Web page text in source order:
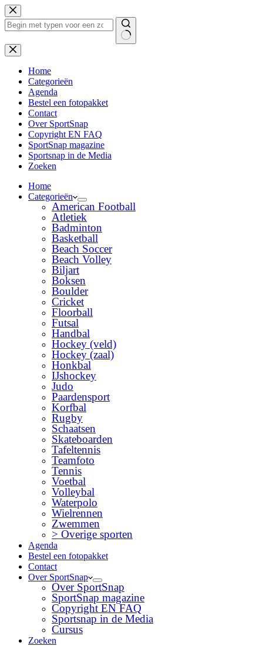
Ga
naar
de
Geen
resultaten
Home
Categorieën
Agenda
Bestel een fotopakket
Contact
Over SportSnap
Copyright EN FAQ
SportSnap magazine
Sportsnap in de Media
Zoeken
Home
Categorieën
American Football
Atletiek
Badminton
Basketball
Beach Soccer
Beach Volley
Biljart
Boksen
Boulder
Cricket
Floorball
Futsal
Handbal
Hockey (veld)
Hockey (zaal)
Honkbal
IJshockey
Judo
Paardensport
Korfbal
Rugby
Schaatsen
Skateboarden
Tafeltennis
Teamfoto
Tennis
Voetbal
Volleybal
Waterpolo
Wielrennen
Zwemmen
> Overige sporten
Agenda
Bestel een fotopakket
Contact
Over SportSnap
Over SportSnap
SportSnap magazine
Copyright EN FAQ
Sportsnap in de Media
Cursus
Zoeken